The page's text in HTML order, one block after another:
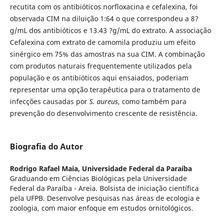
recutita com os antibióticos norfloxacina e cefalexina, foi
observada CIM na diluição 1:64 o que correspondeu a 8?
g/mL dos antibióticos e 13.43 ?g/mL do extrato. A associação
Cefalexina com extrato de camomila produziu um efeito
sinérgico em 75% das amostras na sua CIM. A combinação
com produtos naturais frequentemente utilizados pela
população e os antibióticos aqui ensaiados, poderiam
representar uma opção terapêutica para o tratamento de
infecções causadas por S. aureus, como também para
prevenção do desenvolvimento crescente de resistência.
Biografia do Autor
Rodrigo Rafael Maia, Universidade Federal da Paraíba
Graduando em Ciências Biológicas pela Universidade
Federal da Paraíba - Areia. Bolsista de iniciação científica
pela UFPB. Desenvolve pesquisas nas áreas de ecologia e
zoologia, com maior enfoque em estudos ornitológicos.